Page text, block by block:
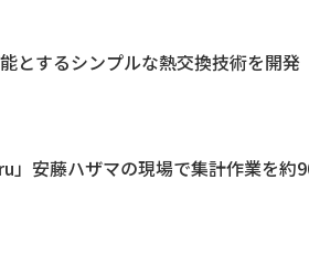
とするシンプルな熱交換技術を開発
」安藤ハザマの現場で集計作業を約